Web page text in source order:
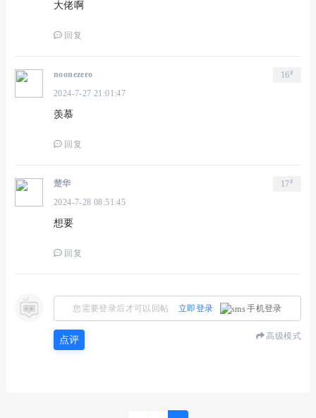
大佬啊
回复
16#
noonezero
2024-7-27 21:01:47
羡慕
回复
17#
楚华
2024-7-28 08:51:45
想要
回复
您需要登录后才可以回帖 立即登录 手机登录
点评 高级模式